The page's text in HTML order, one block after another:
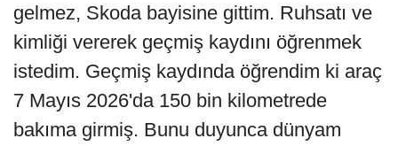
gelmez, Skoda bayisine gittim. Ruhsatı ve
kimliği vererek geçmiş kaydını öğrenmek
istedim. Geçmiş kaydında öğrendim ki araç
7 Mayıs 2026'da 150 bin kilometrede
bakıma girmiş. Bunu duyunca dünyam